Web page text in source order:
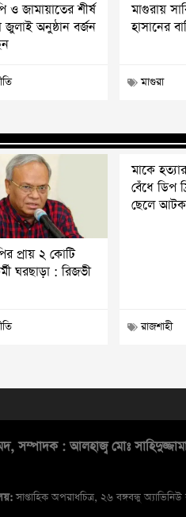
ও জামায়াতের শীর্ষ
জুলাই অনুষ্ঠান বর্জন
মাগুরায়
হাসানের
মাগুরা
প্রায় ২ কোটি
ঘরছাড়া : রিজভী
মাকে
বেঁধে ডিপ
ছেলে আটক
রাজশাহী
সম্পাদক : আলহাজ্ব মোঃ
সাপ্তাহিক অপরাধচিত্র, ২৬ বঙ্গবন্ধু